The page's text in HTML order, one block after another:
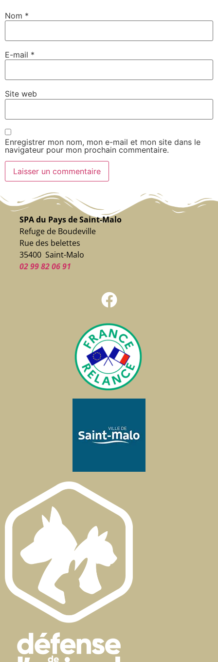
Nom *
E-mail *
Site web
Enregistrer mon nom, mon e-mail et mon site dans le
navigateur pour mon prochain commentaire.
SPA du Pays de Saint-Malo
Refuge de Boudeville
Rue des belettes
35400 Saint-Malo
02 99 82 06 91